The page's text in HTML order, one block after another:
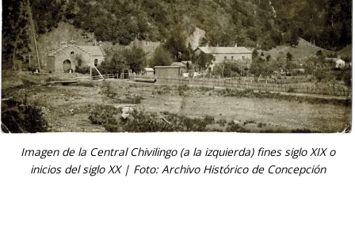
Imagen de la Central Chivilingo (a la izquierda) fines siglo XIX o
inicios del siglo XX | Foto: Archivo Histórico de Concepción